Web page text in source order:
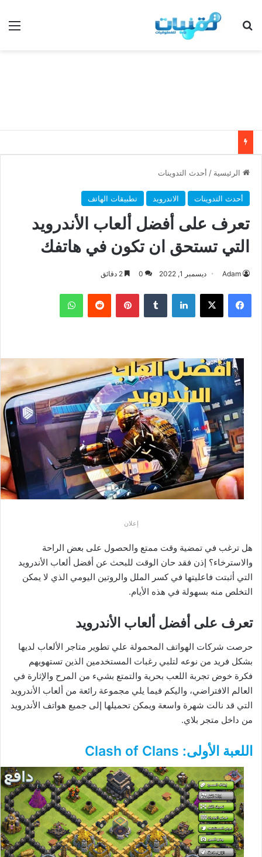
بحث عن
الرئيسية / أحدث التدوينات
أحدث التدوينات الاندرويد تطبيقات الهاتف
تعرف على أفضل ألعاب الأندرويد
التي تستحق ان تكون في هاتفك
Adam ديسمبر 1, 2022 0
فيسبوك ‫X لينكدإن بينتيريست واتساب
إعلان
هل ترغب في تمضية وقت ممتع والحصول على بعض الراحة
والاسترخاء؟ إذن فقد حان الوقت للبحث عن أفضل ألعاب الأندرويد
التي أثبتت فاعليتها في كسر الملل والروتين اليومي الذي لا يمكن
التخلص منه بسهولة في هذه الأيام.
تعرف على أفضل ألعاب الأندرويد
حرصت شركات الهواتف المحمولة علي تطوير متاجر الألعاب لديها
بشكل فريد من نوعه لتلبي رغبات المستخدمين الذين تستهويهم
فكرة خوض تجربة اللعب بحرية والتمتع بشيء من المرح والإثارة في
العالم الافتراضي، واليكم فيما يلي مجموعة رائعة من ألعاب الأندرويد
التي قد نالت شهرة واسعة ويمكن تحميلها إلى جميع هواتف الأندرويد
من داخل متجر بلاي.
اللعبة الأولى: Clash of Clans